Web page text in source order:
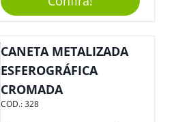
Reuniões Corporativas Ou Até
Mesmo Para Presentear
Colaboradores E Parceiros De
Sua Empresa.
CANETA METALIZADA
ESFEROGRÁFICA
CROMADA
COD.:328